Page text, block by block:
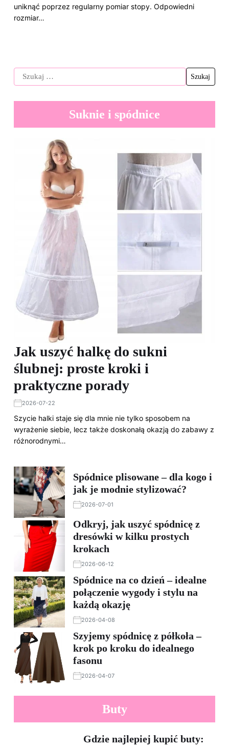
uniknąć poprzez regularny pomiar stopy. Odpowiedni
rozmiar…
Suknie i spódnice
Jak uszyć halkę do sukni
ślubnej: proste kroki i
praktyczne porady
2026-07-22
Szycie halki staje się dla mnie nie tylko sposobem na
wyrażenie siebie, lecz także doskonałą okazją do zabawy z
różnorodnymi…
Spódnice plisowane – dla kogo i
jak je modnie stylizować?
2026-07-01
Odkryj, jak uszyć spódnicę z
dresówki w kilku prostych
krokach
2026-06-12
Spódnice na co dzień – idealne
połączenie wygody i stylu na
każdą okazję
2026-04-08
Szyjemy spódnicę z półkoła –
krok po kroku do idealnego
fasonu
2026-04-07
Buty
Gdzie najlepiej kupić buty: